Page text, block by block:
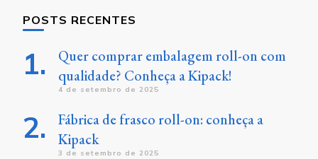
POSTS RECENTES
Quer comprar embalagem roll-on com
qualidade? Conheça a Kipack!
4 de setembro de 2025
Fábrica de frasco roll-on: conheça a
Kipack
3 de setembro de 2025